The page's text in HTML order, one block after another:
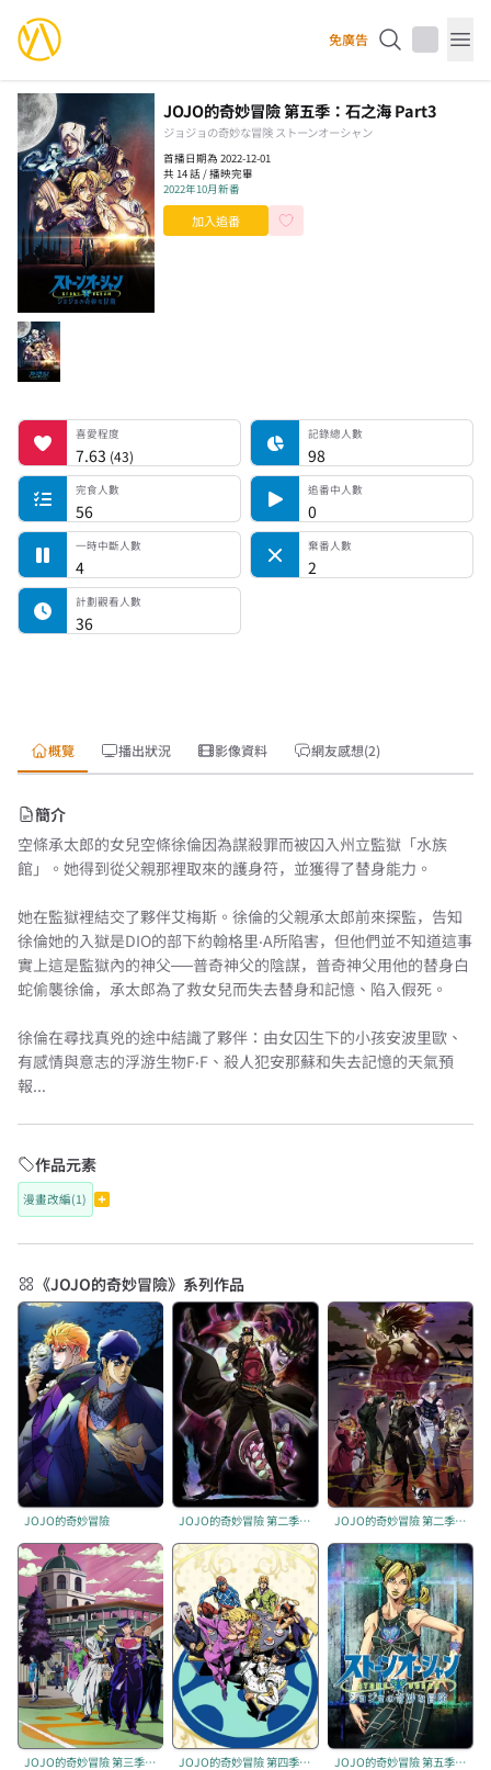
YourAnimes 你的動畫 免廣告
JOJO的奇妙冒險 第五季：石之海 Part3
ジョジョの奇妙な冒険 ストーンオーシャン
首播日期為 2022-12-01
共 14 話 / 播映完畢
2022年10月新番
加入追番
喜愛程度喜愛程度
7.63 (43)
記錄總人數 記錄總人數
98
完食人數
完食人數
56
追番中人數
追番中人數
0
一時中斷人數
一時中斷人數
4
棄番人數
棄番人數
2
計劃觀看人數
計劃觀看人數
36
概覽 播出狀況 影像資料 網友感想(2)
簡介
空條承太郎的女兒空條徐倫因為謀殺罪而被囚入州立監獄「水族
館」。她得到從父親那裡取來的護身符，並獲得了替身能力。
她在監獄裡結交了夥伴艾梅斯。徐倫的父親承太郎前來探監，告知
徐倫她的入獄是DIO的部下約翰格里‧A所陷害，但他們並不知道這事
實上這是監獄內的神父──普奇神父的陰謀，普奇神父用他的替身白
蛇偷襲徐倫，承太郎為了救女兒而失去替身和記憶、陷入假死。
徐倫在尋找真兇的途中結識了夥伴：由女囚生下的小孩安波里歐、
有感情與意志的浮游生物F‧F、殺人犯安那蘇和失去記憶的天氣預
報...
作品元素
漫畫改編(1)
《JOJO的奇妙冒險》系列作品
JOJO的奇妙冒險 JOJO的奇妙冒險 第二季：星塵遠征軍 JOJO的奇妙冒險 第二季：星塵遠征軍 埃及篇
JOJO的奇妙冒險 第三季：不滅鑽石 JOJO的奇妙冒險 第四季：黃金之風 JOJO的奇妙冒險 第五季：石之海